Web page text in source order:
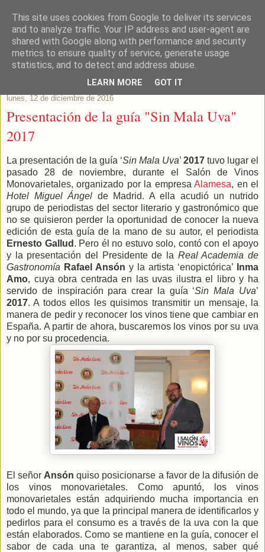
Este Vino Me Gusta
Vinos y más cosas
lunes, 12 de diciembre de 2016
Presentación de la guía "Sin Mala Uva"
2017
La presentación de la guía ‘Sin Mala Uva’ 2017 tuvo lugar el
pasado 28 de noviembre, durante el Salón de Vinos
Monovarietales, organizado por la empresaAlamesa, en el
Hotel Miguel Ángel de Madrid. A ella acudió un nutrido
grupo de periodistas del sector literario y gastronómico que
no se quisieron perder la oportunidad de conocer la nueva
edición de esta guía de la mano de su autor, el periodista
Ernesto Gallud . Pero él no estuvo solo, contó con el apoyo
y la presentación del Presidente de la Real Academia de
Gastronomía Rafael Ansón y la artista ‘enopictórica’
Inma
Amo, cuya obra centrada en las uvas ilustra el libro y ha
servido de inspiración para crear la guía ‘Sin Mala Uva’
2017. A todos ellos les quisimos transmitir un mensaje, la
manera de pedir y reconocer los vinos tiene que cambiar en
España. A partir de ahora, buscaremos los vinos por su uva
y no por su procedencia.
El señor Ansónquiso posicionarse a favor de la difusión de
los vinos monovarietales. Como apuntó, los vinos
monovarietales están adquiriendo mucha importancia en
todo el mundo, ya que la principal manera de identificarlos y
pedirlos para el consumo es a través de la uva con la que
están elaborados. Como se mantiene en la guía, conocer el
sabor de cada una te garantiza, al menos, saber qué
This site uses cookies from Google to deliver its services
and to analyze traffic. Your IP address and user-agent are
shared with Google along with performance and security
metrics to ensure quality of service, generate usage
statistics, and to detect and address abuse.
LEARN MORE GOT IT